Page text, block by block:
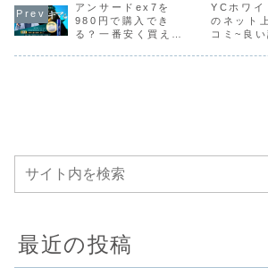
ペーン価格で施術
したい方は是非読
んでみてください
ラインを利用した
いけど、通い放題
で安く利用したい
方は、是非読んで
ないた
もまと
ます。
アンサードex7を
980円で購入でき
る？一番安く買える
YCホワイ
のネット
コミ~良い
最近の投稿